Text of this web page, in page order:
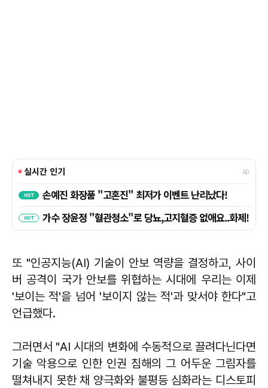
또 "인공지능(AI) 기술이 안보 역량을 결정하고, 사이
버 공격이 국가 안보를 위협하는 시대에 우리는 이제
'보이는 적'을 넘어 '보이지 않는 적'과 맞서야 한다"고
언급했다.
그러면서 "AI 시대의 변화에 수동적으로 끌려다닌다면
기술 악용으로 인한 인권 침해의 그 어두운 그림자를
떨쳐내지 못한 채 양극화와 불평등 심화라는 디스토피